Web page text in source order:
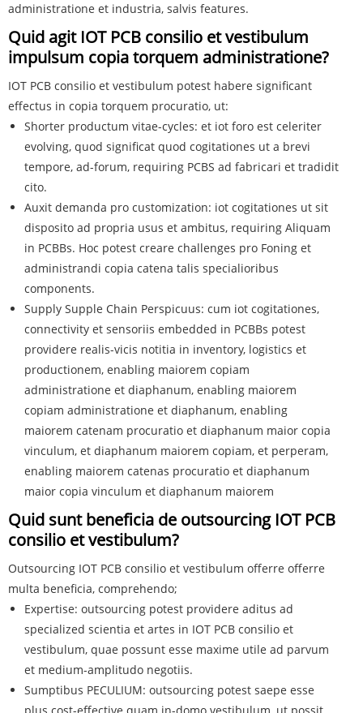
administratione et industria, salvis features.
Quid agit IOT PCB consilio et vestibulum
impulsum copia torquem administratione?
IOT PCB consilio et vestibulum potest habere significant
effectus in copia torquem procuratio, ut:
Shorter productum vitae-cycles: et iot foro est celeriter
evolving, quod significat quod cogitationes ut a brevi
tempore, ad-forum, requiring PCBS ad fabricari et tradidit
cito.
Auxit demanda pro customization: iot cogitationes ut sit
disposito ad propria usus et ambitus, requiring Aliquam
in PCBBs. Hoc potest creare challenges pro Foning et
administrandi copia catena talis specialioribus
components.
Supply Supple Chain Perspicuus: cum iot cogitationes,
connectivity et sensoriis embedded in PCBBs potest
providere realis-vicis notitia in inventory, logistics et
productionem, enabling maiorem copiam
administratione et diaphanum, enabling maiorem
copiam administratione et diaphanum, enabling
maiorem catenam procuratio et diaphanum maior copia
vinculum, et diaphanum maiorem copiam, et perperam,
enabling maiorem catenas procuratio et diaphanum
maior copia vinculum et diaphanum maiorem
Quid sunt beneficia de outsourcing IOT PCB
consilio et vestibulum?
Outsourcing IOT PCB consilio et vestibulum offerre offerre
multa beneficia, comprehendo;
Expertise: outsourcing potest providere aditus ad
specialized scientia et artes in IOT PCB consilio et
vestibulum, quae possunt esse maxime utile ad parvum
et medium-amplitudo negotiis.
Sumptibus PECULIUM: outsourcing potest saepe esse